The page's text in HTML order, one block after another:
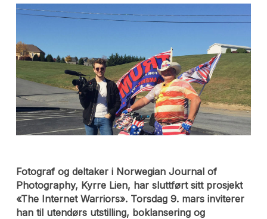
Fotograf og deltaker i Norwegian Journal of
Photography, Kyrre Lien, har sluttført sitt prosjekt
«The Internet Warriors». Torsdag 9. mars inviterer
han til utendørs utstilling, boklansering og